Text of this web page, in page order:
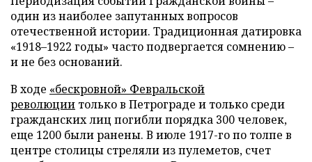
один из наиболее запутанных вопросов
отечественной истории. Традиционная датировка
«1918–1922 годы» часто подвергается сомнению –
и не без оснований.
В ходе «бескровной» Февральской
революции только в Петрограде и только среди
гражданских лиц погибли порядка 300 человек,
еще 1200 были ранены. В июле 1917-го по толпе в
центре столицы стреляли из пулеметов, счет